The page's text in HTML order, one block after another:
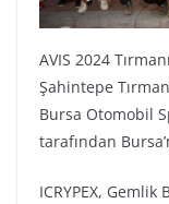
AVIS 2024
Şahintepe
Bursa Otomobil
tarafından
ICRYPEX,